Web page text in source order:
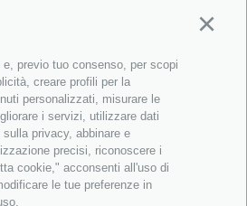
previo tuo consenso, per scopi
creare profili per la
personalizzati, misurare le
i servizi, utilizzare dati
privacy, abbinare e
precisi, riconoscere i
cookie," acconsenti all'uso di
le tue preferenze in